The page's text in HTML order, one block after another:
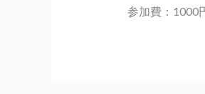
参加費：1000